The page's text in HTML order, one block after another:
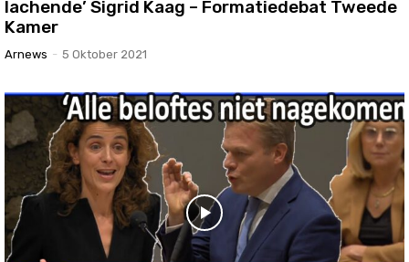
lachende’ Sigrid Kaag – Formatiedebat Tweede
Kamer
Arnews - 5 Oktober 2021